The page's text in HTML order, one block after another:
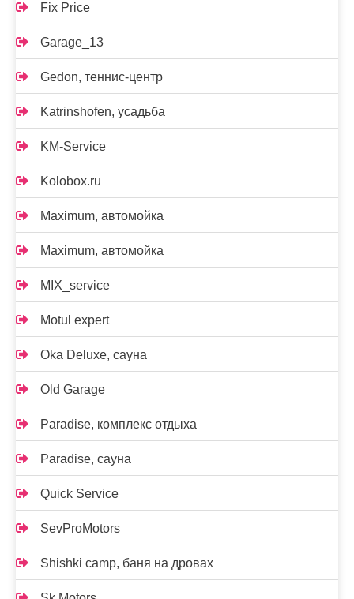
Fix Price
Garage_13
Gedon, теннис-центр
Katrinshofen, усадьба
KM-Service
Kolobox.ru
Maximum, автомойка
Maximum, автомойка
MIX_service
Motul expert
Oka Deluxe, сауна
Old Garage
Paradise, комплекс отдыха
Paradise, сауна
Quick Service
SevProMotors
Shishki camp, баня на дровах